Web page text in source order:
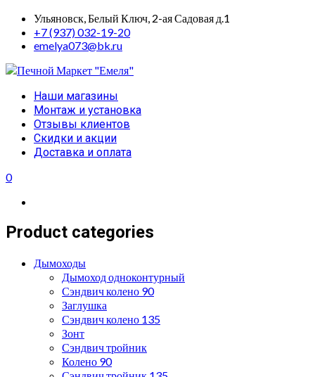
Skip
content
Ульяновск, Белый Ключ, 2-ая Садовая д.1
+7 (937) 032-19-20
emelya073@bk.ru
Primary
Menu
Наши магазины
Монтаж и установка
Отзывы клиентов
Скидки и акции
Доставка и оплата
0
Product categories
Дымоходы
Дымоход одноконтурный
Сэндвич колено 90
Заглушка
Сэндвич колено 135
Зонт
Сэндвич тройник
Колено 90